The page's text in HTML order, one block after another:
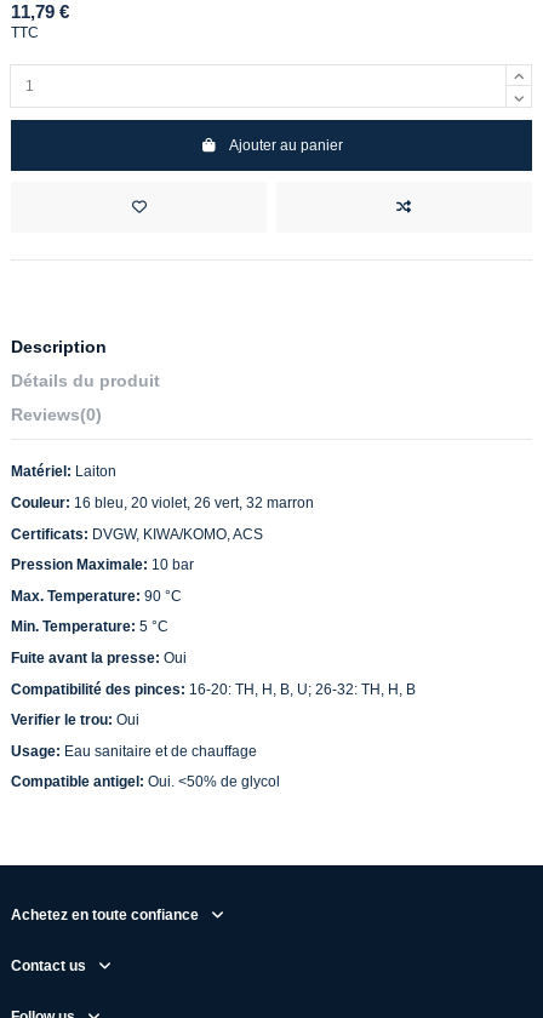
11,79 €
TTC
Ajouter au panier
Description
Détails du produit
Reviews(0)
Matériel: Laiton
Couleur: 16 bleu, 20 violet, 26 vert, 32 marron
Certificats: DVGW, KIWA/KOMO, ACS
Pression Maximale: 10 bar
Max. Temperature: 90 °C
Min. Temperature: 5 °C
Fuite avant la presse: Oui
Compatibilité des pinces: 16-20: TH, H, B, U; 26-32: TH, H, B
Verifier le trou: Oui
Usage: Eau sanitaire et de chauffage
Compatible antigel: Oui. <50% de glycol
Achetez en toute confiance
Contact us